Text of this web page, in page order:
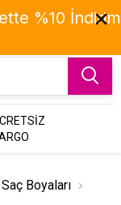
Boyaları
%10 İndirim